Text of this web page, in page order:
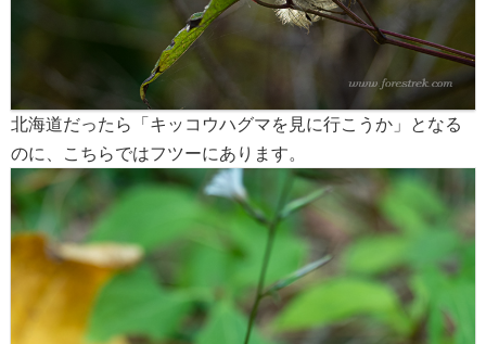
北海道だったら「キッコウハグマを見に行こうか」となる
のに、こちらではフツーにあります。